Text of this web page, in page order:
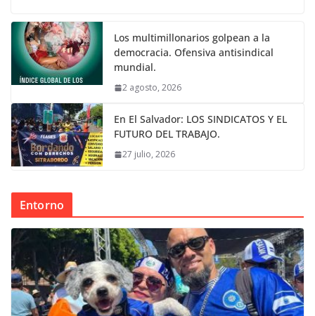
Los multimillonarios golpean a la
democracia. Ofensiva antisindical
mundial.
2 agosto, 2026
En El Salvador: LOS SINDICATOS Y EL
FUTURO DEL TRABAJO.
27 julio, 2026
Entorno